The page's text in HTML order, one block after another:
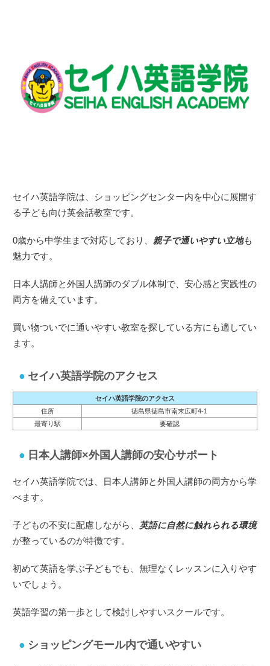
セイハ英語学院は、ショッピングセンター内を中心に展開す
る子ども向け英会話教室です。
0歳から中学生まで対応しており、 親子で通いやすい立地も
魅力です。
日本人講師と外国人講師のダブル体制で、安心感と実践性の
両方を備えています。
買い物ついでに通いやすい教室を探している方にも適してい
ます。
セイハ英語学院のアクセス
セイハ英語学院のアクセス
住所
徳島県徳島市南末広町4-1
最寄り駅
要確認
日本人講師×外国人講師の安心サポート
セイハ英語学院では、日本人講師と外国人講師の両方から学
べます。
子どもの不安に配慮しながら、 英語に自然に触れられる環境
が整っているのが特徴です。
初めて英語を学ぶ子どもでも、無理なくレッスンに入りやす
いでしょう。
英語学習の第一歩として検討しやすいスクールです。
ショッピングモール内で通いやすい